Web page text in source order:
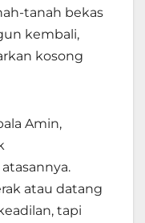
tanah bekas
kembali,
kosong
Amin,
atau datang
tapi